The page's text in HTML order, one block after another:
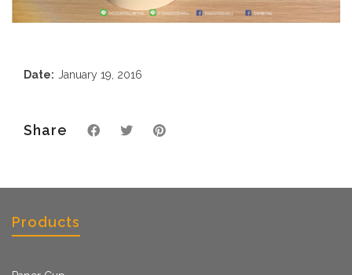
Date: January 19, 2016
Share
Products